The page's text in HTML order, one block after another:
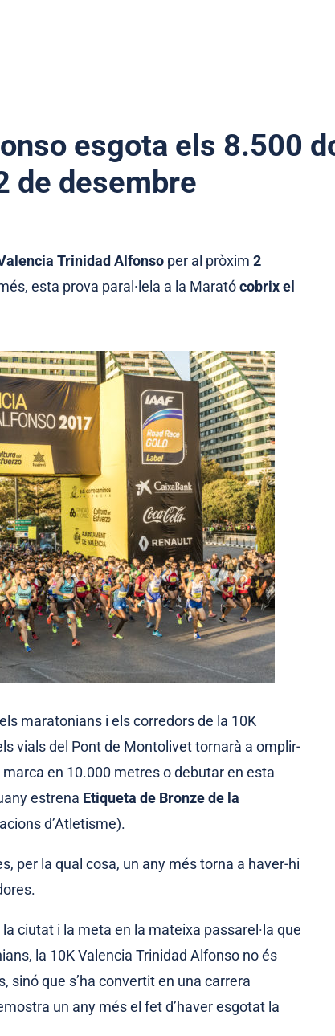
esgota els 8.500
de desembre
Trinidad Alfonso per al pròxim 2
esta prova paral·lela a la Maratócobrix el
maratonians i els corredors de la 10K
vials del Pont de Montolivet tornarà a omplir-
en 10.000 metres o debutar en esta
estrena Etiqueta de Bronze de la
d’Atletisme).
per la qual cosa, un any més torna a haver-hi
ciutat i la meta en la mateixa passarel·la que
la 10K Valencia Trinidad Alfonso no és
sinó que s’ha convertit en una carrera
un any més el fet d’haver esgotat la